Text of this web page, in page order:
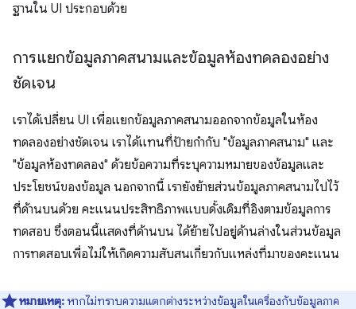
ฐานใน UI ประกอบด้วย
การแยกข้อมูลภาคสนามและข้อมูลห้องทดลองอย่าง
ชัดเจน
เราได้เปลี่ยน UI เพื่อแยกข้อมูลภาคสนามออกจากข้อมูลในห้อง
ทดลองอย่างชัดเจน เราได้แทนที่ป้ายกำกับ "ข้อมูลภาคสนาม" และ
"ข้อมูลห้องทดลอง" ด้วยข้อความที่ระบุความหมายของข้อมูลและ
ประโยชน์ของข้อมูล นอกจากนี้ เรายังย้ายส่วนข้อมูลภาคสนามไปไว้
ที่ด้านบนด้วย คะแนนประสิทธิภาพแบบดั้งเดิมที่อิงตามข้อมูลการ
ทดสอบ ซึ่งตอนนี้แสดงที่ด้านบน ได้ย้ายไปอยู่ด้านล่างในส่วนข้อมูล
การทดสอบเพื่อไม่ให้เกิดความสับสนเกี่ยวกับแหล่งที่มาของคะแนน
หมายเหตุ: หากไม่ทราบความแตกต่างระหว่างข้อมูลในเครื่องกับข้อมูลภาค